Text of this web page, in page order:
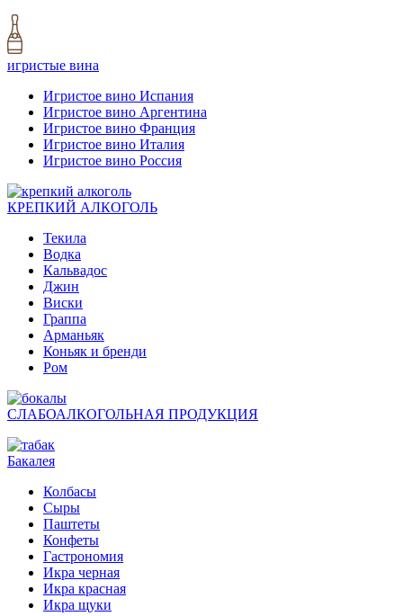
игристые вина
Игристое вино Испания
Игристое вино Аргентина
Игристое вино Франция
Игристое вино Италия
Игристое вино Россия
КРЕПКИЙ АЛКОГОЛЬ
Текила
Водка
Кальвадос
Джин
Виски
Граппа
Арманьяк
Коньяк и бренди
Ром
СЛАБОАЛКОГОЛЬНАЯ ПРОДУКЦИЯ
Бакалея
Колбасы
Сыры
Паштеты
Конфеты
Гастрономия
Икра черная
Икра красная
Икра щуки